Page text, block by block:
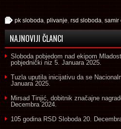
pk sloboda plivanje rsd sloboda samir
NAJNOVIJI ČLANCI
Sloboda pobjedom nad ekipom
pobjednički niz 5. Januara 2025.
Tuzla uputila inicijativu da se
Januara 2025.
Mirsad Tinjić, dobitnik značajne
Decembra 2024.
105 godina RSD Sloboda 20.